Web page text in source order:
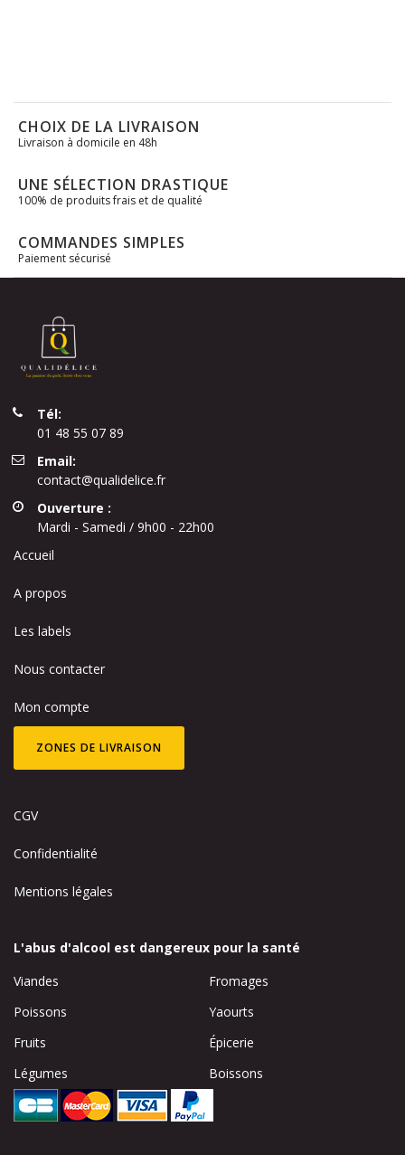
CHOIX DE LA LIVRAISON
Livraison à domicile en 48h
UNE SÉLECTION DRASTIQUE
100% de produits frais et de qualité
COMMANDES SIMPLES
Paiement sécurisé
Tél:
01 48 55 07 89
Email:
contact@qualidelice.fr
Ouverture :
Mardi - Samedi / 9h00 - 22h00
Accueil
A propos
Les labels
Nous contacter
Mon compte
ZONES DE LIVRAISON
CGV
Confidentialité
Mentions légales
L'abus d'alcool est dangereux pour la santé
Viandes
Poissons
Fruits
Légumes
Fromages
Yaourts
Épicerie
Boissons